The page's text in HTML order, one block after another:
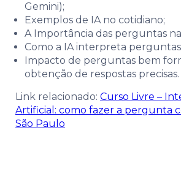
Gemini);
Exemplos de IA no cotidiano;
A Importância das perguntas na
Como a IA interpreta
Impacto de perguntas bem
obtenção de respostas precisas.
Link relacionado: Curso Livre –
Artificial: como fazer a pergunta
São Paulo